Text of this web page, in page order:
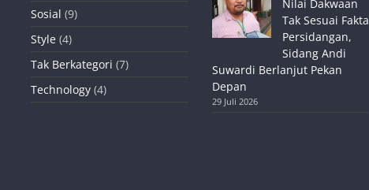
Sosial (9)
Style (4)
Tak Berkategori (7)
Technology (4)
Nilai Dakwaan
Tak Sesuai Fakta
Persidangan,
Sidang Andi
Suwardi Berlanjut Pekan
Depan
29 Juli 2026